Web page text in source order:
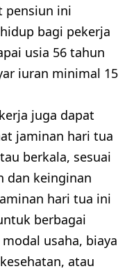
pensiun ini
bagi pekerja
usia 56 tahun
iuran minimal 15
juga dapat
jaminan hari tua
berkala, sesuai
dan keinginan
hari tua ini
berbagai
usaha, biaya
atau